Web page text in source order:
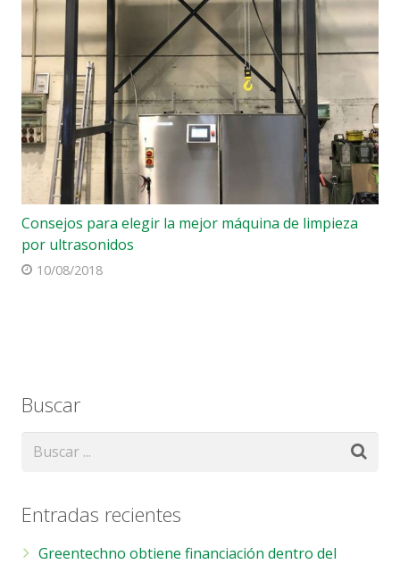
Consejos para elegir la mejor máquina de limpieza
por ultrasonidos
10/08/2018
Buscar
Entradas recientes
Greentechno obtiene financiación dentro del